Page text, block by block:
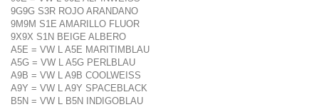
9G9G S3R ROJO ARANDANO
9M9M S1E AMARILLO FLUOR
9X9X S1N BEIGE ALBERO
A5E = VW L A5E MARITIMBLAU
A5G = VW L A5G PERLBLAU
A9B = VW L A9B COOLWEISS
A9Y = VW L A9Y SPACEBLACK
B5N = VW L B5N INDIGOBLAU